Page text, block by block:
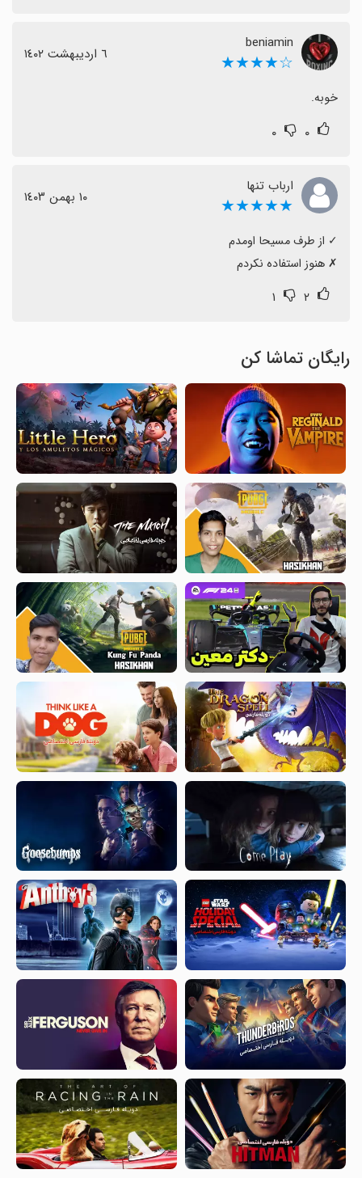
beniamin
☆★★★★ ٦ اردیبهشت ١٤٠٢
خوبه.
۰ ۰
ارباب تنها
★★★★★ ١٠ بهمن ١٤٠٣
‏✗ هنوز استفاده نکردم
۲ ۱
رایگان تماشا کن